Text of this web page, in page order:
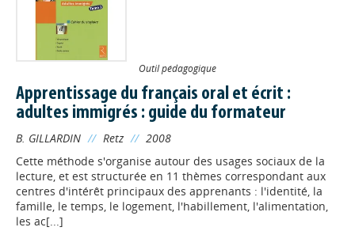
Outil pédagogique
Apprentissage du français oral et écrit :
adultes immigrés : guide du formateur
B. GILLARDIN // Retz // 2008
Cette méthode s'organise autour des usages sociaux de la
lecture, et est structurée en 11 thèmes correspondant aux
centres d'intérêt principaux des apprenants : l'identité, la
famille, le temps, le logement, l'habillement, l'alimentation,
les ac[...]